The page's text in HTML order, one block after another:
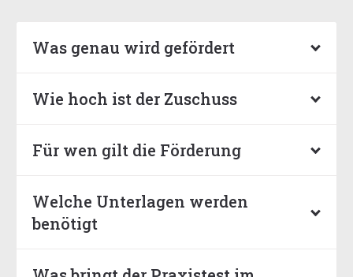
Was genau wird gefördert
Wie hoch ist der Zuschuss
Für wen gilt die Förderung
Welche Unterlagen werden
benötigt